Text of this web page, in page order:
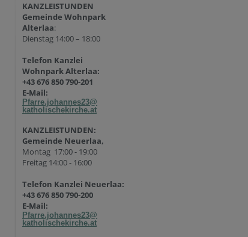
KANZLEISTUNDEN
Gemeinde Wohnpark
Alterlaa:
Dienstag 14:00 – 18:00
Telefon Kanzlei
Wohnpark Alterlaa:
+43 676 850 790-201
E-Mail:
Pfarre.johannes23@
katholischekirche.at
KANZLEISTUNDEN:
Gemeinde Neuerlaa,
Montag 17:00 - 19:00
Freitag 14:00 - 16:00
Telefon Kanzlei Neuerlaa:
+43 676 850 790-200
E-Mail:
Pfarre.johannes23@
katholischekirche.at